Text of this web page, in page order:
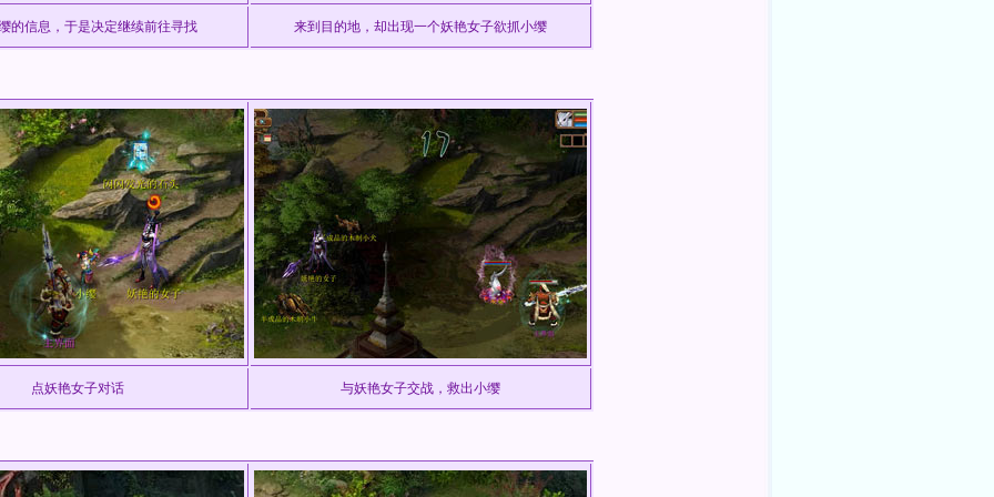
的信息，于是决定继续前往寻找 来到目的地，却出现一个妖艳女子欲抓小缨
点妖艳女子对话 与妖艳女子交战，救出小缨